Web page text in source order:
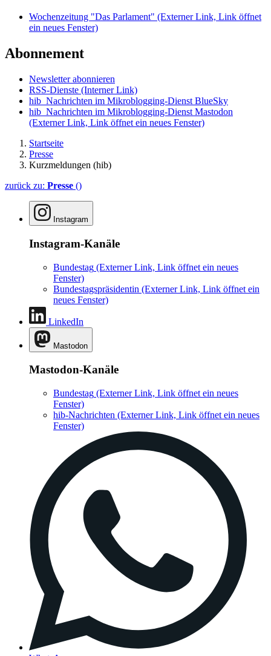
Wochenzeitung "Das Parlament" (Externer Link, Link öffnet
ein neues Fenster)
Abonnement
Newsletter abonnieren
RSS-Dienste (Interner Link)
hib_Nachrichten im Mikroblogging-Dienst BlueSky
hib_Nachrichten im Mikroblogging-Dienst Mastodon
(Externer Link, Link öffnet ein neues Fenster)
Startseite
Presse
Kurzmeldungen (hib)
zurück zu: Presse ()
Instagram
Instagram-Kanäle
Bundestag (Externer Link, Link öffnet ein neues
Fenster)
Bundestagspräsidentin (Externer Link, Link öffnet ein
neues Fenster)
LinkedIn
Mastodon
Mastodon-Kanäle
Bundestag (Externer Link, Link öffnet ein neues
Fenster)
hib-Nachrichten (Externer Link, Link öffnet ein neues
Fenster)